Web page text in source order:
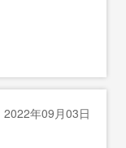
2022年09月03日